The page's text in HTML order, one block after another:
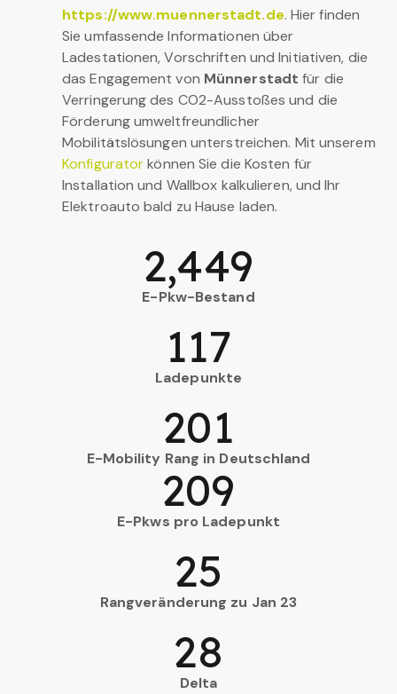
https://www.muennerstadt.de. Hier finden
Sie umfassende Informationen über
Ladestationen, Vorschriften und Initiativen, die
das Engagement von Münnerstadt für die
Verringerung des CO2-Ausstoßes und die
Förderung umweltfreundlicher
Mobilitätslösungen unterstreichen. Mit unserem
Konfiguratorkönnen Sie die Kosten für
Installation und Wallbox kalkulieren, und Ihr
Elektroauto bald zu Hause laden.
E-Pkw-Bestand
2,449
Ladepunkte
117
E-Mobility Rang in Deutschland
201
E-Pkws pro Ladepunkt
209
Rangveränderung zu Jan 23
25
Delta
28